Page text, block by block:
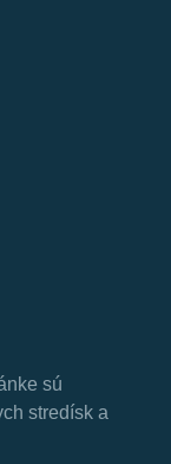
sú
stredísk a